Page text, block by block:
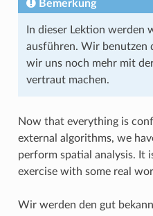
Bemerkung
In dieser Lektion werden
ausführen. Wir benutzen
wir uns noch mehr mit
vertraut machen.
Now that everything is
external algorithms, we
perform spatial analysis. It
exercise with some real
Wir werden den gut